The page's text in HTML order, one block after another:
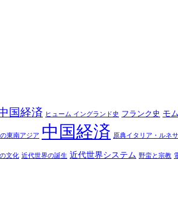
国経済 ヒューム イングランド史 フランク史 モ
東南アジア 中国経済 原典イタリア・ルネ
文化 近代世界の誕生 近代世界システム 野蛮と宗教